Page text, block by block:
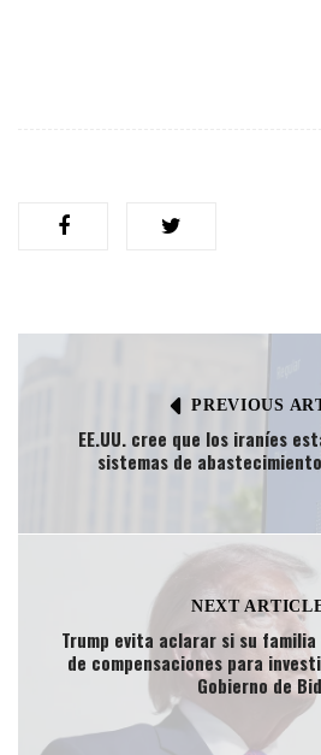
PREVIOUS
EE.UU. cree que los iraníes
sistemas de
NEXT
Trump evita aclarar si su
de compensaciones para
Gobierno de